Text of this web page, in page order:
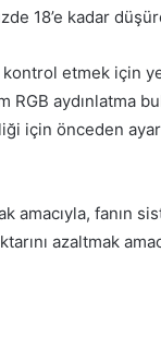
18’e kadar
kontrol etmek
aydınlatma
için önceden
amacıyla, fanın
azaltmak